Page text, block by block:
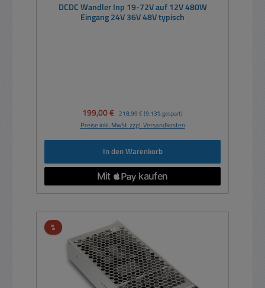
DCDC Wandler Inp 19-72V auf 12V 480W
Eingang 24V 36V 48V typisch
Verkaufspreis:
199,00 € Regulärer Preis:
218,99 € (9.13% gespart)
Preise inkl. MwSt. zzgl. Versandkosten
In den Warenkorb
%Rabatt